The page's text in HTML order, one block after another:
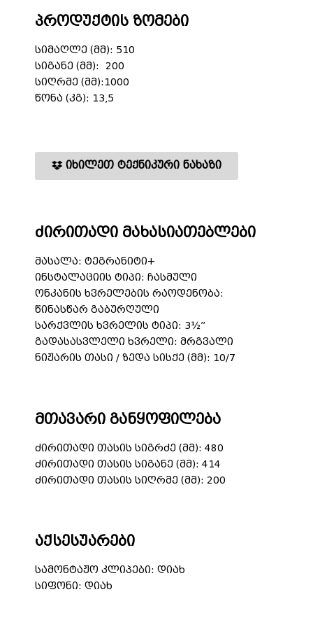
პროდუქტის ზომები
სიმაღლე (მმ): 510
სიგანე (მმ): 200
სიღრმე (მმ):1000
წონა (კგ): 13,5
იხილეთ ტექნიკური ნახაზი
ძირითადი მახასიათებლები
მასალა: ტეგრანიტი+
ინსტალაციის ტიპი: ჩასმული
ონკანის ხვრელების რაოდენობა:
წინასწარ გაბურღული
სარქვლის ხვრელის ტიპი: 3½”
გადასასვლელი ხვრელი: მრგვალი
ნიჟარის თასი / ზედა სისქე (მმ): 10/7
მთავარი განყოფილება
ძირითადი თასის სიგრძე (მმ): 480
ძირითადი თასის სიგანე (მმ): 414
ძირითადი თასის სიღრმე (მმ): 200
აქსესუარები
სამონტაჟო კლიპები: დიახ
სიფონი: დიახ